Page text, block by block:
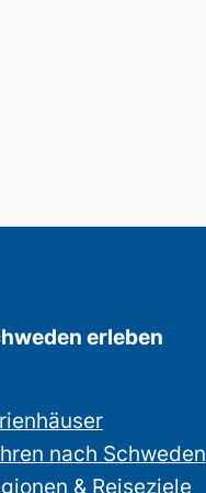
erleben
nach Schweden
& Reiseziele